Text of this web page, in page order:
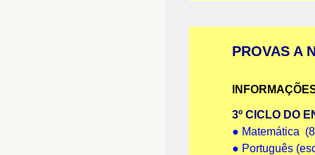
PROVAS A
3º CICLO DO
● Matemática
● Português